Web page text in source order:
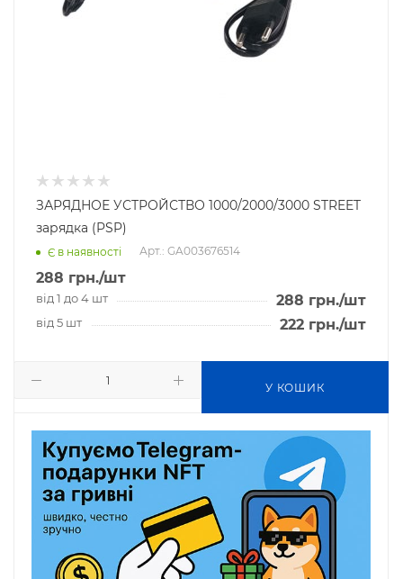
ЗАРЯДНОЕ УСТРОЙСТВО 1000/2000/3000 STREET
зарядка (PSP)
Є в наявності Арт.: GA003676514
288 грн./шт
від 1 до 4 шт 288 грн./шт
від 5 шт 222 грн./шт
У КОШИК